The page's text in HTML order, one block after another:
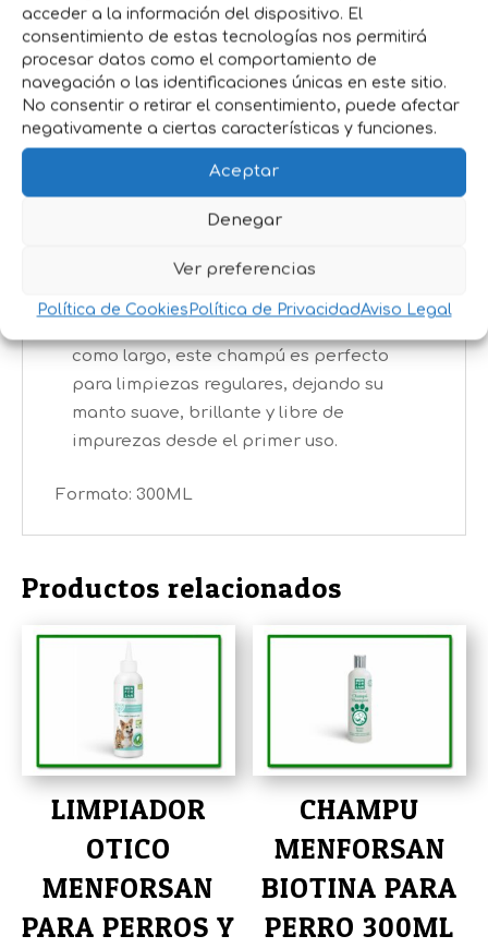
acceder a la información del dispositivo. El
consentimiento de estas tecnologías nos permitirá
procesar datos como el comportamiento de
navegación o las identificaciones únicas en este sitio.
No consentir o retirar el consentimiento, puede afectar
negativamente a ciertas características y funciones.
Aceptar
Denegar
Ver preferencias
Política de Cookies Política de PrivacidadAviso Legal
crecimiento saludable del pelo gracias a
su alto contenido en vitamina E.
Fórmula sin parabenos:
Cuida la piel sin
ingredientes agresivos ni artificiales.
Elimina los malos olores: Contiene un
partículas responsables del mal olor.
Apto para uso frecuente:
su piel ni su pelaje.
Ideal para todas las razas de cachorro
como largo, este champú es perfecto
para limpiezas regulares, dejando su
manto suave, brillante y libre de
impurezas desde el primer uso.
Formato: 300ML
Productos relacionados
LIMPIADOR
OTICO
MENFORSAN
PARA PERROS Y
CHAMPU
MENFORSAN
BIOTINA PARA
PERRO 300ML